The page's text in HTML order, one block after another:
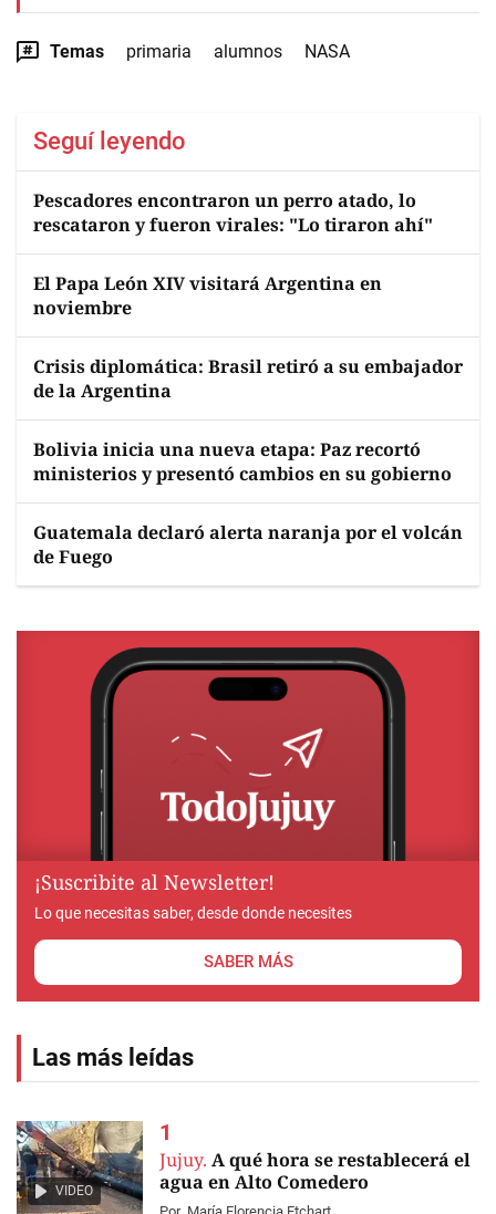
Temas primaria alumnos NASA
Seguí leyendo
Pescadores encontraron un perro atado, lo
rescataron y fueron virales: "Lo tiraron ahí"
El Papa León XIV visitará Argentina en
noviembre
Crisis diplomática: Brasil retiró a su embajador
de la Argentina
Bolivia inicia una nueva etapa: Paz recortó
ministerios y presentó cambios en su gobierno
Guatemala declaró alerta naranja por el volcán
de Fuego
¡Suscribite al Newsletter!
Lo que necesitas saber, desde donde necesites
SABER MÁS
Las más leídas
VIDEO
Jujuy. A qué hora se restablecerá el
agua en Alto Comedero